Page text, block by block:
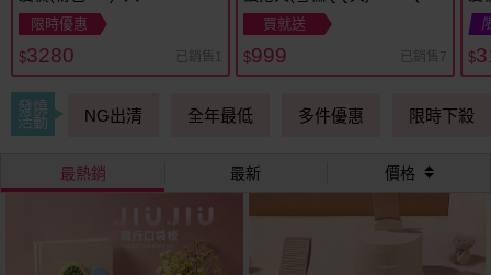
限時優惠
$3280 已銷售1
入)
買就送
$999 已銷售7 $
發燒
活動
NG出清 全年最低 多件優惠 限時下殺
最熱銷 最新 價格